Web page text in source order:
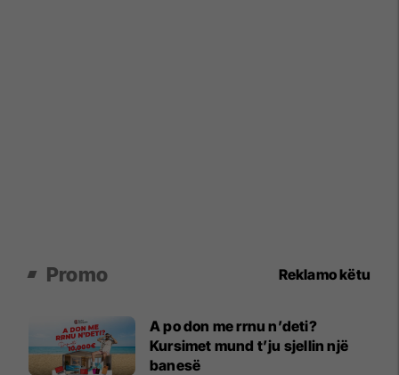
Promo Reklamo këtu
A po don me rrnu n’deti?
Kursimet mund t’ju sjellin një
banesë